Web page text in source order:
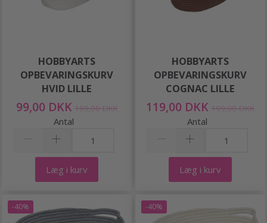
HOBBYARTS
OPBEVARINGSKURV
HVID LILLE
99,00 DKK 199,00 DKK
Antal
Læg i kurv
HOBBYARTS
OPBEVARINGSKURV
COGNAC LILLE
119,00 DKK 199,00 DKK
Antal
Læg i kurv
-40% -40%